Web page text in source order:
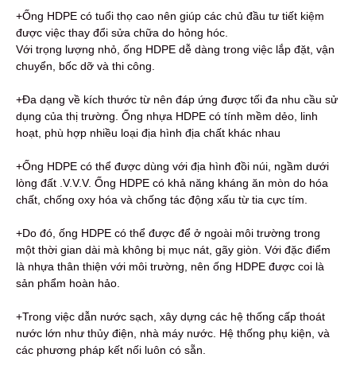
+Ống HDPE có tuổi thọ cao nên giúp các chủ đầu tư tiết kiệm
được việc thay đổi sửa chữa do hỏng hóc.
Với trọng lượng nhỏ, ống HDPE dễ dàng trong việc lắp đặt, vận
chuyển, bốc dỡ và thi công.
+Đa dạng về kích thước từ nên đáp ứng được tối đa nhu cầu sử
dụng của thị trường. Ống nhựa HDPE có tính mềm dẻo, linh
hoạt, phù hợp nhiều loại địa hình địa chất khác nhau
+Ống HDPE có thể được dùng với địa hình đồi núi, ngầm dưới
lòng đất .V.V.V. Ống HDPE có khả năng kháng ăn mòn do hóa
chất, chống oxy hóa và chống tác động xấu từ tia cực tím.
+Do đó, ống HDPE có thể được để ở ngoài môi trường trong
một thời gian dài mà không bị mục nát, gãy giòn. Với đặc điểm
là nhựa thân thiện với môi trường, nên ống HDPE được coi là
sản phẩm hoàn hảo.
+Trong việc dẫn nước sạch, xây dựng các hệ thống cấp thoát
nước lớn như thủy điện, nhà máy nước. Hệ thống phụ kiện, và
các phương pháp kết nối luôn có sẵn.